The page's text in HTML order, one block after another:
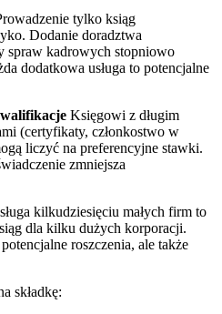
tylko ksiąg
Dodanie doradztwa
spraw kadrowych stopniowo
dodatkowa usługa to potencjalne
Księgowi z długim
(certyfikaty, członkostwo w
liczyć na preferencyjne stawki.
zmniejsza
kilkudziesięciu małych firm to
dla kilku dużych korporacji.
roszczenia, ale także
składkę: